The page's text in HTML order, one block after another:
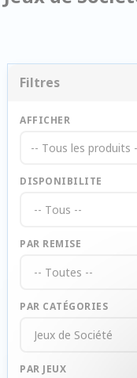
Filtres
AFFICHER
-- Tous les produits
DISPONIBILITE
PAR REMISE
PAR CATÉGORIES
PAR JEUX